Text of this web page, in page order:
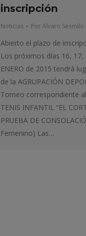
inscripción
Noticias PorAlvaro Sexmilo
Abierto el plazo de
Los próximos días 16, 17,
ENERO de 2015 tendrá
de la AGRUPACIÓN
Torneo correspondiente
TENIS INFANTIL “EL
PRUEBA DE
Femenino) Las…